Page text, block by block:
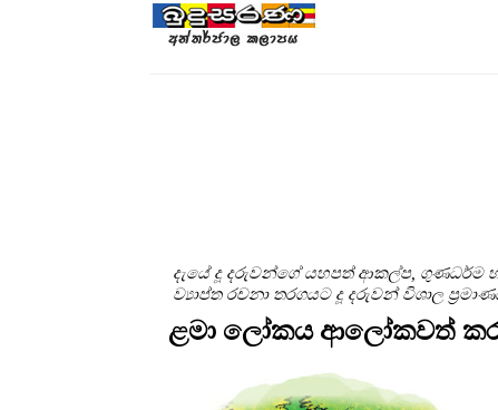
දැයේ දූ දරුවන්ගේ යහපත් ආකල්ප, ගුණධර්ම
ව්‍යාප්ත රචනා තරගයට දූ දරුවන් විශාල
ළමා ලෝකය ආලෝකවත්